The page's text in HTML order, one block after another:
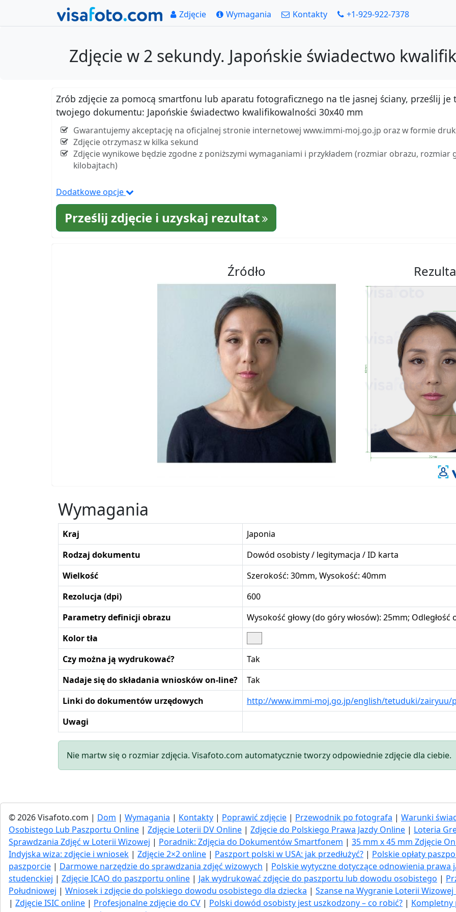
Zdjęcie Wymagania Kontakty +1-929-922-7378
Zdjęcie w 2 sekundy. Japońskie świadectwo
Zrób zdjęcie za pomocą smartfonu lub aparatu fotograficznego na tle jasnej ściany, prześlij
twojego dokumentu: Japońskie świadectwo kwalifikowalności 30x40 mm
Gwarantujemy akceptację na oficjalnej stronie internetowej www.immi-moj.go.jp oraz w formie
Zdjęcie otrzymasz w kilka sekund
Zdjęcie wynikowe będzie zgodne z poniższymi wymaganiami i przykładem (rozmiar obrazu, rozmiar
kilobajtach)
Dodatkowe opcje
Prześlij zdjęcie i uzyskaj rezultat
Źródło
Wymagania
Kraj
Japonia
Rodzaj dokumentu
Dowód osobisty / legitymacja / ID karta
Wielkość
Szerokość: 30mm, Wysokość: 40mm
Rezolucja (dpi)
600
Parametry definicji obrazu
Wysokość głowy (do góry włosów): 25mm;
Kolor tła
Czy można ją wydrukować?
Tak
Nadaje się do składania wniosków on-line?
Tak
Linki do dokumentów urzędowych
http://www.immi-moj.go.jp/english/tetuduki/zairyuu/
Uwagi
Nie martw się o rozmiar zdjęcia. Visafoto.com automatycznie tworzy odpowiednie zdjęcie dla ciebie.
© 2026 Visafoto.com | Dom | Wymagania | Kontakty | Poprawić zdjęcie | Przewodnik po fotografa | Warunki
Osobistego Lub Paszportu Online | Zdjęcie Loterii DV Online | Zdjęcie do Polskiego Prawa Jazdy Online | Loteria
Sprawdzania Zdjęć w Loterii Wizowej | Poradnik: Zdjęcia do Dokumentów Smartfonem | 35 mm x 45 mm Zdjęcie
Indyjska wiza: zdjęcie i wniosek | Zdjęcie 2×2 online | Paszport polski w USA: jak przedłużyć​? | Polskie opłaty
paszporcie | Darmowe narzędzie do sprawdzania zdjęć wizowych | Polskie wytyczne dotyczące odnowienia prawa
studenckiej | Zdjęcie ICAO do paszportu online | Jak wydrukować zdjęcie do paszportu lub dowodu osobistego |
Południowej | Wniosek i zdjęcie do polskiego dowodu osobistego dla dziecka | Szanse na Wygranie Loterii
| Zdjęcie ISIC online | Profesjonalne zdjęcie do CV | Polski dowód osobisty jest uszkodzony – co robić? | Kompletny